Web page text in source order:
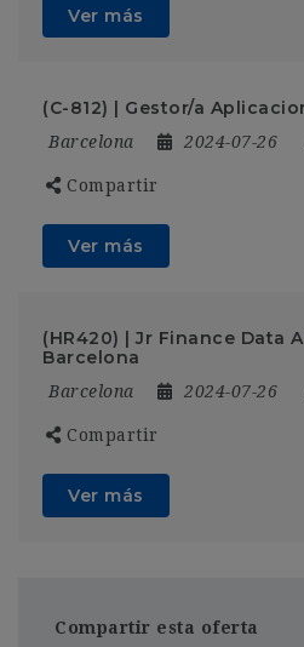
Ver más
(C-812) | Gestor/a
Barcelona 2024-07-26
Compartir
Ver más
(HR420) | Jr Finance Data
Barcelona
Barcelona 2024-07-26
Compartir
Ver más
Compartir esta oferta